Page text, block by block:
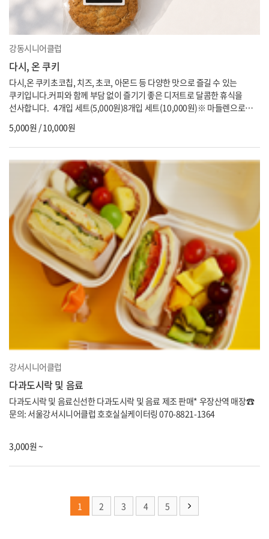
강동시니어클럽
다시, 온 쿠키
다시,온 쿠키초코칩, 치즈, 초코, 아몬드 등 다양한 맛으로 즐길 수 있는
쿠키입니다.커피와 함께 부담 없이 즐기기 좋은 디저트로 달콤한 휴식을
선사합니다. 4개입 세트(5,000원)8개입 세트(10,000원)※ 마들렌으로
5,000원 / 10,000원
강서시니어클럽
다과도시락 및 음료
다과도시락 및 음료신선한 다과도시락 및 음료 제조 판매* 우장산역 매장☎
문의: 서울강서시니어클럽 호호실실케이터링 070-8821-1364
3,000원 ~
1 2 3 4 5